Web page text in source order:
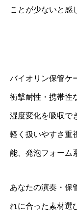
ことが少ないと感
バイオリン保管ケ
衝撃耐性・携帯性
湿度変化を吸収で
軽く扱いやすさ重
能、発泡フォーム
あなたの演奏・保
れに合った素材選